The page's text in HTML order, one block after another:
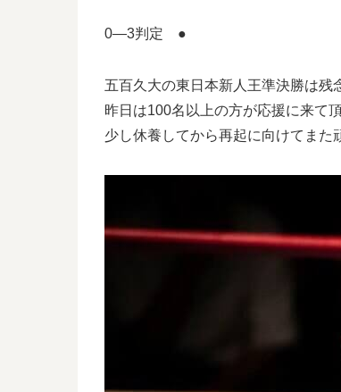
0―3判定 ●
五百久大の東日本新人王準決勝は残
昨日は100名以上の方が応援に来て
少し休養してから再起に向けてまた